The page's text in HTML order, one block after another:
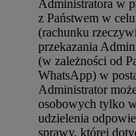
Administratora w
z Państwem w
(rachunku
przekazania
(w zależności od
WhatsApp) w
Administrator
osobowych tylko
udzielenia
sprawy, której